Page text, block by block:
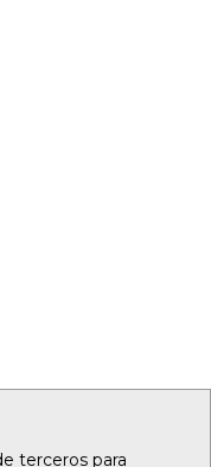
terceros para